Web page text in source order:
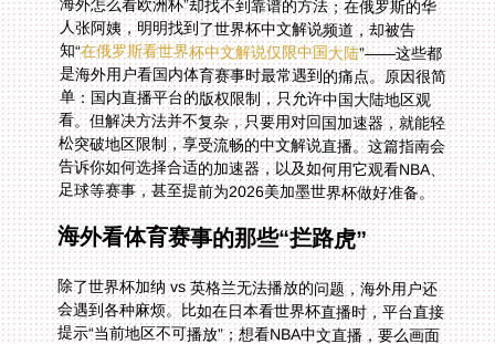
知“在俄罗斯看世界杯中文解说仅限中国大陆”——这些都
是海外用户看国内体育赛事时最常遇到的痛点。原因很简
单：国内直播平台的版权限制，只允许中国大陆地区观
看。但解决方法并不复杂，只要用对回国加速器，就能轻
松突破地区限制，享受流畅的中文解说直播。这篇指南会
告诉你如何选择合适的加速器，以及如何用它观看NBA、
足球等赛事，甚至提前为2026美加墨世界杯做好准备。
海外看体育赛事的那些“拦路虎”
除了世界杯加纳 vs 英格兰无法播放的问题，海外用户还
会遇到各种麻烦。比如在日本看世界杯直播时，平台直接
提示“当前地区不可播放”；想看NBA中文直播，要么画面
卡顿到没法看，要么干脆打不开；追中超联赛时，国内朋
友都在讨论的进球，你却只能看文字直播。这些问题的核
心都是地区版权限制，加上海外网络连接国内服务器的延